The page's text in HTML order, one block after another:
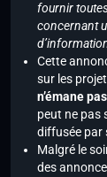
fournir
concernant
Cette
sur les
n’émane
peut ne pas
diffusée par
Malgré le
des